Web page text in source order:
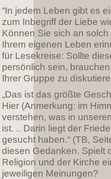
“In jedem Leben gibt es
zum Inbegriff der Liebe
Können Sie sich an
Ihrem eigenen Leben
für Lesekreise: Sollte
persönlich sein,
Ihrer Gruppe zu
„Das ist das größte
Hier (Anmerkung: im
verstehen, was in
ist. .. Darin liegt der
gesucht haben.“ (TB,
diesen Gedanken. Spielt
Religion und der Kirche
jeweiligen Meinungen?